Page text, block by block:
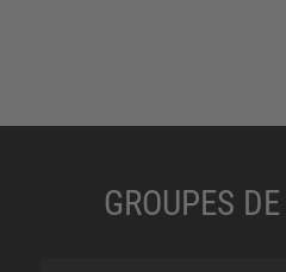
GROUPES